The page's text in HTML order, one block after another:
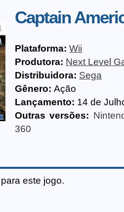
Captain
Plataforma: Wii
Produtora: Next Level
Distribuidora: Sega
Gênero: Ação
Lançamento: 14 de
Outras versões:
360
este jogo.